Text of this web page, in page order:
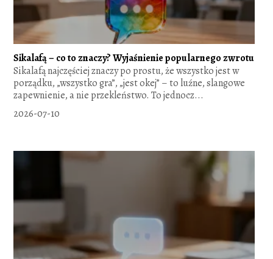
Sikalafą – co to znaczy? Wyjaśnienie popularnego zwrotu
Sikalafą najczęściej znaczy po prostu, że wszystko jest w
porządku, „wszystko gra”, „jest okej” – to luźne, slangowe
zapewnienie, a nie przekleństwo. To jednocz...
2026-07-10